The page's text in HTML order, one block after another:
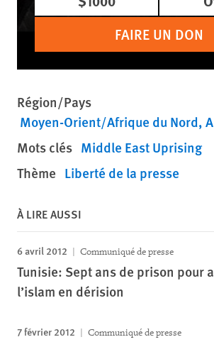
FAIRE UN DON
Région/Pays
Moyen-Orient/Afrique du Nord
Mots clés Middle East Uprising
Thème Liberté de la presse
À LIRE AUSSI
6 avril 2012 Communiqué de presse
Tunisie: Sept ans de prison pour
l’islam en dérision
7 février 2012 Communiqué de presse